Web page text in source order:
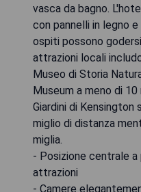
vasca da bagno.
con pannelli in legno
ospiti possono
attrazioni locali
Museo di Storia
Museum a meno di
Giardini di Kensington
miglio di distanza
miglia.
- Posizione centrale a
attrazioni
- Camere